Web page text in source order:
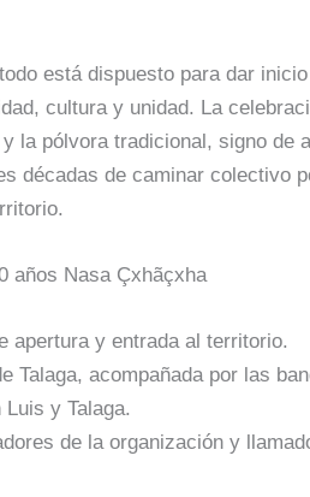
está dispuesto para dar
cultura y unidad. La
la pólvora tradicional, signo de
décadas de caminar colectivo
años Nasa Çxhãçxha
apertura y entrada al territorio.
Talaga, acompañada por las
y Talaga.
de la organización y